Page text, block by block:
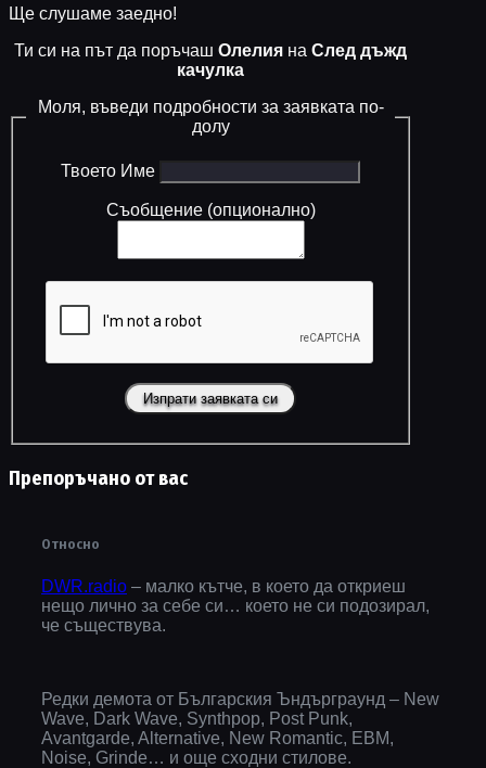
Ще слушаме заедно!
Ти си на път да поръчаш Олелия на След дъжд
качулка
Моля, въведи подробности за заявката по-
долу
Твоето Име
Съобщение (опционално)
Препоръчано от вас
Относно
DWR.radio – малко кътче, в което да откриеш
нещо лично за себе си… което не си подозирал,
че съществува.
Редки демота от Българския Ъндърграунд – New
Wave, Dark Wave, Synthpop, Post Punk,
Avantgarde, Alternative, New Romantic, EBM,
Noise, Grinde… и още сходни стилове.